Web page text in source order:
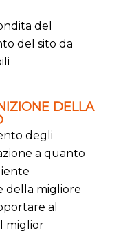
del
del sito da
DELLA
degli
a quanto
della migliore
al
miglior